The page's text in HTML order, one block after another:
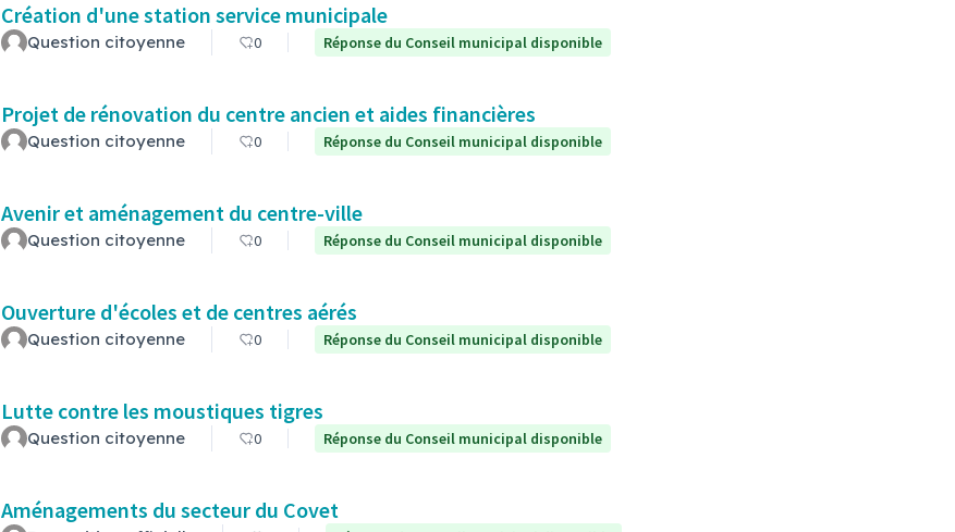
Création d'une station service municipale
Question citoyenne 0 Réponse du Conseil municipal disponible
Projet de rénovation du centre ancien et aides financières
Question citoyenne 0 Réponse du Conseil municipal disponible
Avenir et aménagement du centre-ville
Question citoyenne 0 Réponse du Conseil municipal disponible
Ouverture d'écoles et de centres aérés
Question citoyenne 0 Réponse du Conseil municipal disponible
Lutte contre les moustiques tigres
Question citoyenne 0 Réponse du Conseil municipal disponible
Aménagements du secteur du Covet